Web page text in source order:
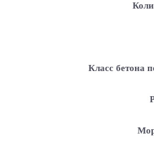
Класс бетона